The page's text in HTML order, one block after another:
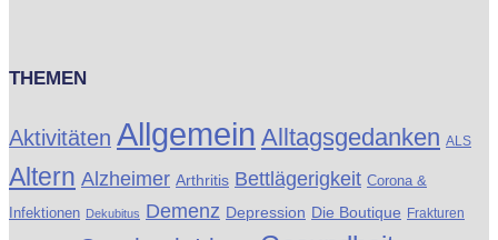
THEMEN
Aktivitäten Allgemein Alltagsgedanken ALS
Altern Alzheimer Arthritis Bettlägerigkeit Corona &
Infektionen Dekubitus Demenz Depression Die Boutique Frakturen